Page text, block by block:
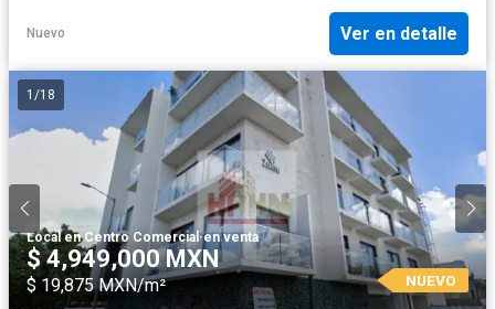
Nuevo Ver en detalle
1 /18
Local en Centro Comercial ·en venta
$ 4,949,000 MXN
$ 19,875 MXN/m² NUEVO